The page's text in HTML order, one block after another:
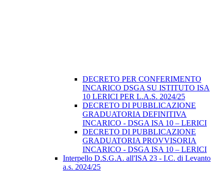
DECRETO PER CONFERIMENTO
INCARICO DSGA SU ISTITUTO ISA
10 LERICI PER L.A.S. 2024/25
DECRETO DI PUBBLICAZIONE
GRADUATORIA DEFINITIVA
INCARICO - DSGA ISA 10 – LERICI
DECRETO DI PUBBLICAZIONE
GRADUATORIA PROVVISORIA
INCARICO - DSGA ISA 10 – LERICI
Interpello D.S.G.A. all'ISA 23 - I.C. di Levanto
a.s. 2024/25